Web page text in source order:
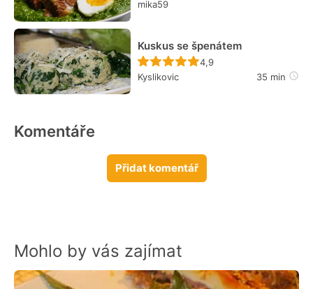
mika59
Kuskus se špenátem
Recept ještě nebyl
4,9
Kyslikovic
35 min
Komentáře
Přidat komentář
Mohlo by vás zajímat